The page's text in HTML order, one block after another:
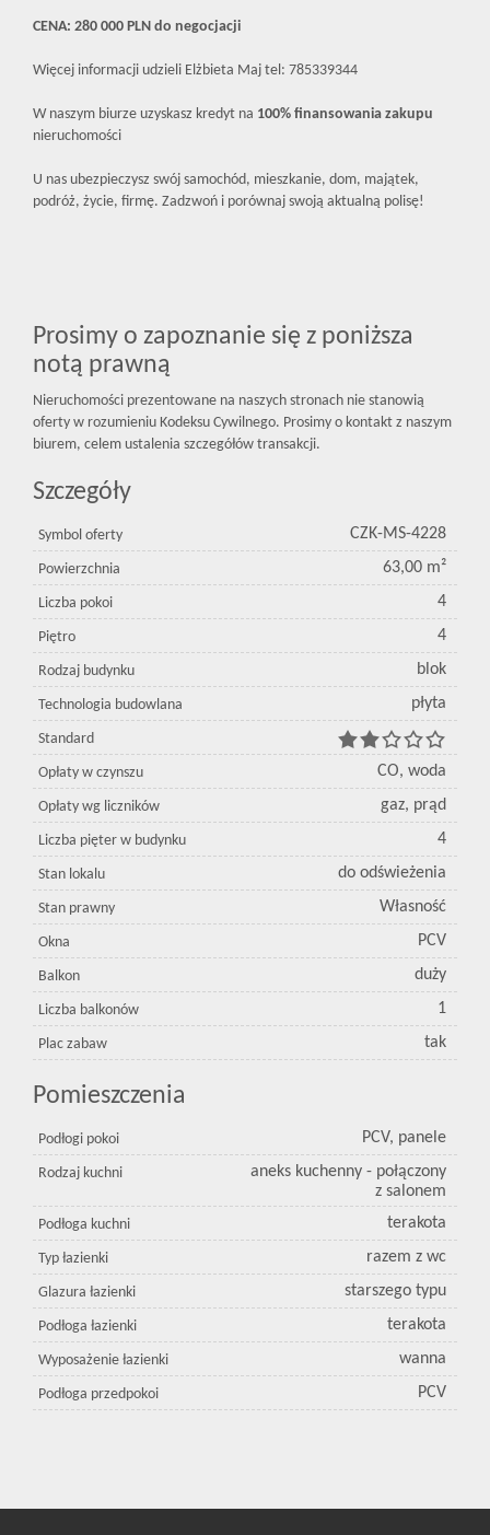
CENA: 280 000 PLN do negocjacji
Więcej informacji udzieli Elżbieta Maj tel: 785339344
W naszym biurze uzyskasz kredyt na 100% finansowania zakupu
nieruchomości
U nas ubezpieczysz swój samochód, mieszkanie, dom, majątek,
podróż, życie, firmę. Zadzwoń i porównaj swoją aktualną polisę!
Prosimy o zapoznanie się z poniższa
notą prawną
Nieruchomości prezentowane na naszych stronach nie stanowią
oferty w rozumieniu Kodeksu Cywilnego. Prosimy o kontakt z naszym
biurem, celem ustalenia szczegółów transakcji.
Szczegóły
Symbol oferty CZK-MS-4228
Powierzchnia 63,00 m²
Liczba pokoi 4
Piętro 4
Rodzaj budynku blok
Technologia budowlana płyta
Standard
Opłaty w czynszu CO, woda
Opłaty wg liczników gaz, prąd
Liczba pięter w budynku 4
Stan lokalu do odświeżenia
Stan prawny Własność
Okna PCV
Balkon duży
Liczba balkonów 1
Plac zabaw tak
Pomieszczenia
Podłogi pokoi PCV, panele
Rodzaj kuchni
aneks kuchenny - połączony
z salonem
Podłoga kuchni terakota
Typ łazienki razem z wc
Glazura łazienki starszego typu
Podłoga łazienki terakota
Wyposażenie łazienki wanna
Podłoga przedpokoi PCV